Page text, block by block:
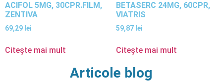
ACIFOL 5MG, 30CPR.FILM,
ZENTIVA
69,29 lei
Citește mai mult
BETASERC 24MG, 60CPR,
VIATRIS
59,87 lei
Citește mai mult
Articole blog